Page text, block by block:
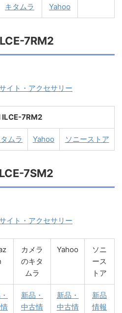
キタムラ Yahoo
7RM2
イト・アクセサリー
ILCE-7RM2
ムラ Yahoo ソニーストア
7SM2
イト・アクセサリー
カメラ
のキタ
ムラ
Yahoo
ソニ
ース
トア
新品・
中古情
新品・
中古情
新品
情報